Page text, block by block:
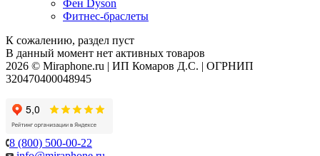
Фен Dyson
Фитнес-браслеты
К сожалению, раздел пуст
В данный момент нет активных товаров
2026 © Miraphone.ru | ИП Комаров Д.С. | ОГРНИП
320470400048945
8 (800) 500-00-22